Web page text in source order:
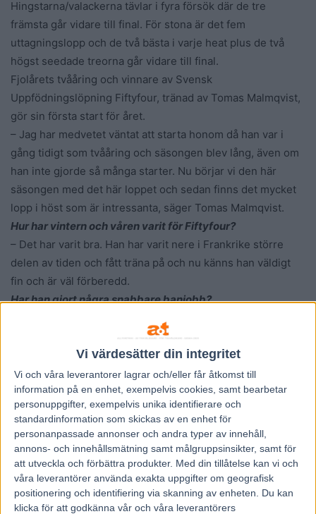
Vi värdesätter din integritet
Vi och våra leverantorer lagrar och/eller får åtkomst till
information på en enhet, exempelvis cookies, samt bearbetar
personuppgifter, exempelvis unika identifierare och
standardinformation som skickas av en enhet för
personanpassade annonser och andra typer av innehåll,
annons- och innehållsmätning samt målgruppsinsikter, samt för
att utveckla och förbättra produkter. Med din tillåtelse kan vi och
våra leverantörer använda exakta uppgifter om geografisk
positionering och identifiering via skanning av enheten. Du kan
klicka för att godkänna vår och våra leverantörers
Hingstarna/valackerna tävlar i fyra försök där de tre
främsta går vidare till final. För stona är det fem
uttagningslopp och de två bästa i varje heat plus de två
högst seedade treorna går vidare till final.
Fjolårets tvååring och vinnare av Svensk
Uppfödningslöpning Fiftyfour, tränad av Tomas Malmqvist,
gör sin första start för året.
– Jag har medvetet väntat att starta honom då han var i
gång tidigt som tvååring och säsongen blev lång, även om
han inte gjorde så många starter. Nu börjar vi den här
säsongen med det här loppet och sedan finns det mycket
lopp i höst som är intressanta, säger Tomas Malmqvist.
Hur har vintern och våren varit för Fiftyfour?
– Det har varit bra. Han har varit nere i Frankrike större
delen av tiden och fått träna på och nu känns han väldigt
fin och är väl förberedd.
Har han gjort några snabbare banjobb?
och då kändes hästen väldigt fin.
Kraven är höga på honom, vad har du för förväntningar?
– Han har visat att han är en topphäst och jag ser mycket
fram emot säsongen som kommer, men just till den här
starten hade jag gärna sett att han hade haft ett lopp i
kroppen. Nu har det inte funnits några lämpliga uppgifter
för honom då han har mycket pengar på sig och han är inte
på topp ännu, men jag hoppas att det ska räcka ändå.
Fiftyfour har startat sex gånger, vunnit fem lopp och travat
in 2 310 000 kronor hittills i karriären.